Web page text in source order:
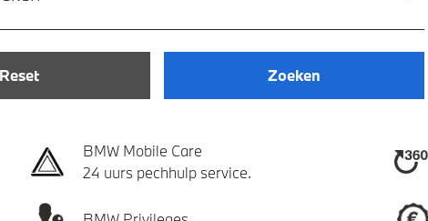
Reset Zoeken
BMW Mobile Care
24 uurs pechhulp service.